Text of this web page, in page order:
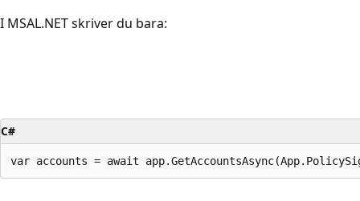
I MSAL.NET skriver du bara:
C#